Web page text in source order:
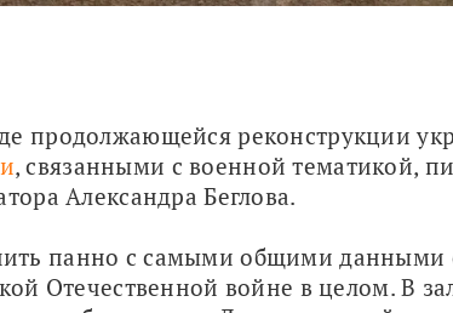
продолжающейся реконструкции
, связанными с военной тематикой,
Александра Беглова.
панно с самыми общими данными
Отечественной войне в целом. В